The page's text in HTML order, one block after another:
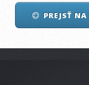
PREJSŤ